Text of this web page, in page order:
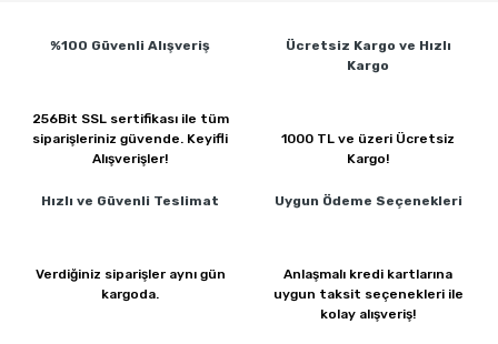
%100 Güvenli Alışveriş
256Bit SSL sertifikası ile tüm
siparişleriniz güvende. Keyifli
Alışverişler!
Ücretsiz Kargo ve Hızlı
Kargo
1000 TL ve üzeri Ücretsiz
Kargo!
Hızlı ve Güvenli Teslimat
Verdiğiniz siparişler aynı gün
kargoda.
Uygun Ödeme Seçenekleri
Anlaşmalı kredi kartlarına
uygun taksit seçenekleri ile
kolay alışveriş!